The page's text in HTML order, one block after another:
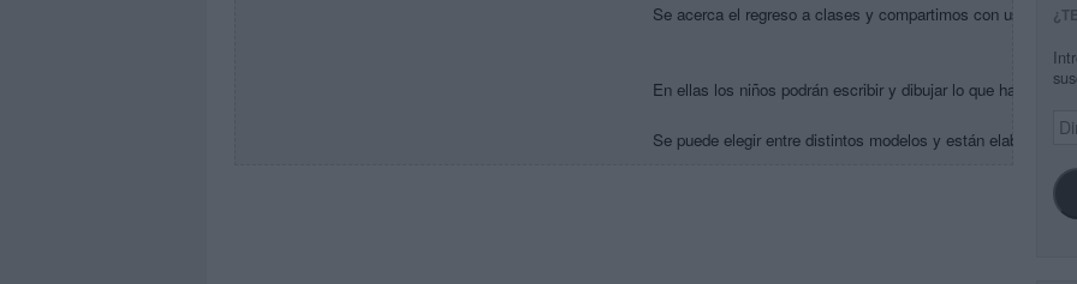
Se acerca el regreso a clases y compartimos con ustedes
En ellas los niños podrán escribir y dibujar lo que hayan
Se puede elegir entre distintos modelos y están elaboradas de